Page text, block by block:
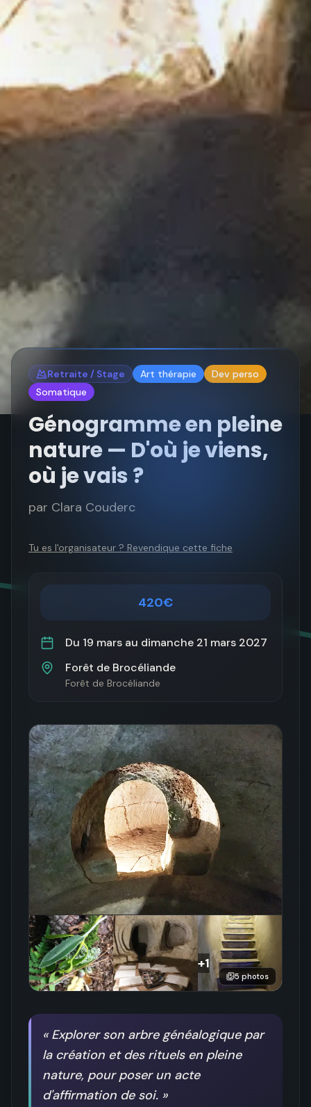
Retraite / Stage Art thérapie
Dev perso
Somatique
Génogramme en pleine
nature — D'où je viens,
où je vais ?
par Clara Couderc
Tu es l'organisateur ? Revendique cette fiche
420€
Du 19 mars au dimanche 21 mars 2027
Forêt de Brocéliande
Forêt de Brocéliande
+1
5 photos
«Explorer son arbre généalogique par
la création et des rituels en pleine
nature, pour poser un acte
d'affirmation de soi. »